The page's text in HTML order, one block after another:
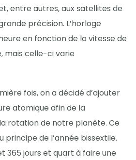
entre autres, aux satellites de
précision. L’horloge
en fonction de la vitesse de
mais celle-ci varie
fois, on a décidé d’ajouter
atomique afin de la
rotation de notre planète. Ce
principe de l’année bissextile.
365 jours et quart à faire une